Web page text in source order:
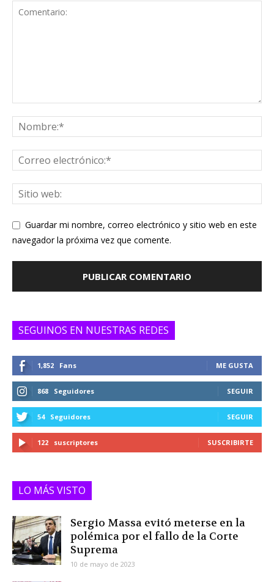
Guardar mi nombre, correo electrónico y sitio web en este
navegador la próxima vez que comente.
SEGUINOS EN NUESTRAS REDES
1,852 Fans ME GUSTA
868 Seguidores SEGUIR
54 Seguidores SEGUIR
122 suscriptores SUSCRIBIRTE
LO MÁS VISTO
Sergio Massa evitó meterse en la
polémica por el fallo de la Corte
Suprema
10 de mayo de 2023